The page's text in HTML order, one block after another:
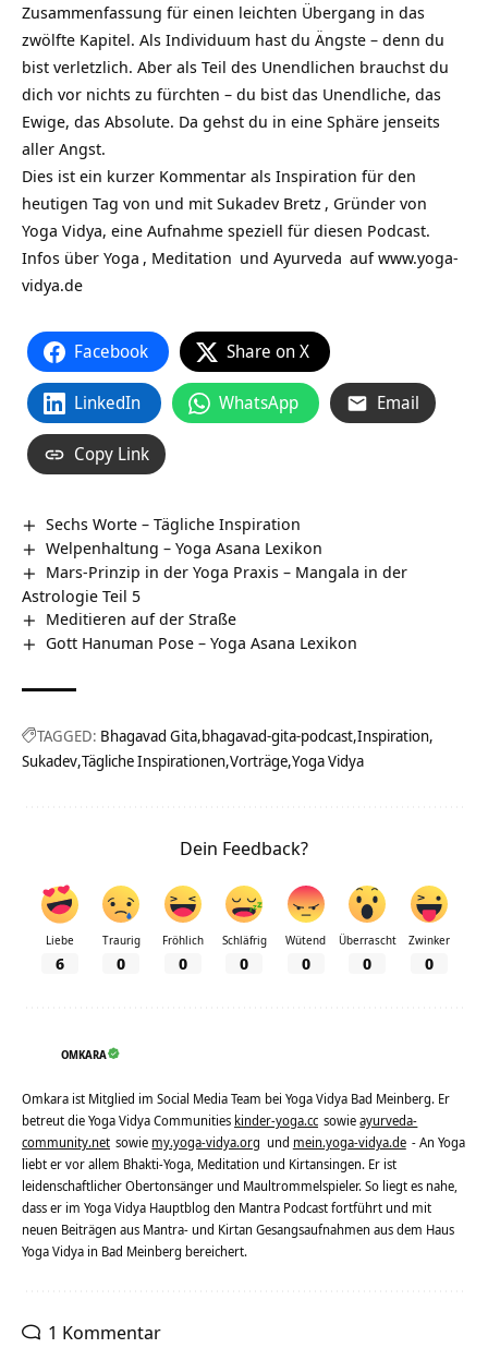
Zusammenfassung für einen leichten Übergang in das
zwölfte Kapitel. Als Individuum hast du Ängste – denn du
bist verletzlich. Aber als Teil des Unendlichen brauchst du
dich vor nichts zu fürchten – du bist das Unendliche, das
Ewige, das Absolute. Da gehst du in eine Sphäre jenseits
aller Angst.
Dies ist ein kurzer Kommentar als Inspiration für den
heutigen Tag von und mit Sukadev Bretz , Gründer von
Yoga Vidya, eine Aufnahme speziell für diesen Podcast.
Infos über Yoga , Meditation und Ayurveda aufwww.yoga-
vidya.de
Facebook Share on X
LinkedIn WhatsApp Email
Copy Link
Sechs Worte – Tägliche Inspiration
Welpenhaltung – Yoga Asana Lexikon
Mars-Prinzip in der Yoga Praxis – Mangala in der
Astrologie Teil 5
Meditieren auf der Straße
Gott Hanuman Pose – Yoga Asana Lexikon
TAGGED: Bhagavad Gita bhagavad-gita-podcast Inspiration
Sukadev Tägliche Inspirationen Vorträge Yoga Vidya
Dein Feedback?
Liebe
6
Traurig
0
Fröhlich
0
Schläfrig
0
Wütend
0
Überrascht
0
Zwinker
0
OMKARA
Omkara ist Mitglied im Social Media Team bei Yoga Vidya Bad Meinberg. Er
betreut die Yoga Vidya Communities kinder-yoga.cc sowieayurveda-
community.net sowie my.yoga-vidya.org und mein.yoga-vidya.de - An Yoga
liebt er vor allem Bhakti-Yoga, Meditation und Kirtansingen. Er ist
leidenschaftlicher Obertonsänger und Maultrommelspieler. So liegt es nahe,
dass er im Yoga Vidya Hauptblog den Mantra Podcast fortführt und mit
neuen Beiträgen aus Mantra- und Kirtan Gesangsaufnahmen aus dem Haus
Yoga Vidya in Bad Meinberg bereichert.
1 Kommentar